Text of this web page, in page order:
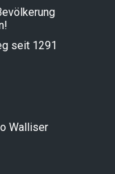
seit 1291
Walliser